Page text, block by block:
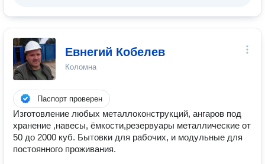
Евнегий Кобелев
Коломна
Паспорт проверен
Изготовление любых металлоконструкций, ангаров под
хранение ,навесы, ёмкости,резервуары металлические от
50 до 2000 куб. Бытовки для рабочих, и модульные для
постоянного проживания.